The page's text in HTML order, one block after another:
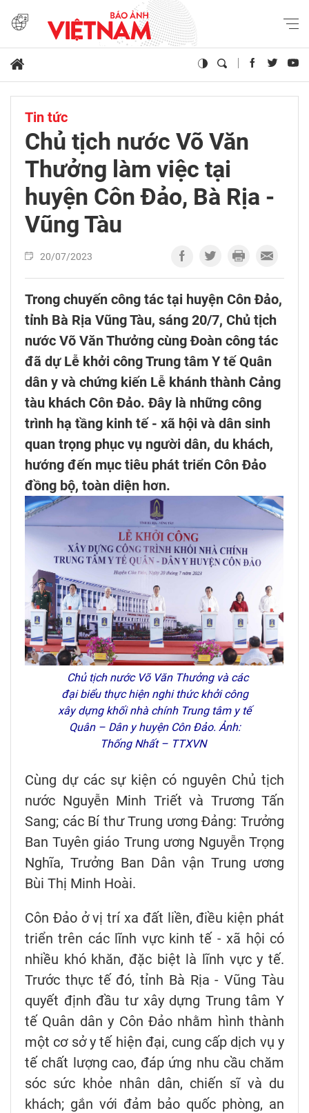
Tin tức
Chủ tịch nước Võ Văn
Thưởng làm việc tại
huyện Côn Đảo, Bà Rịa -
Vũng Tàu
20/07/2023
Trong chuyến công tác tại huyện Côn Đảo,
tỉnh Bà Rịa Vũng Tàu, sáng 20/7, Chủ tịch
nước Võ Văn Thưởng cùng Đoàn công tác
đã dự Lễ khởi công Trung tâm Y tế Quân
dân y và chứng kiến Lễ khánh thành Cảng
tàu khách Côn Đảo. Đây là những công
trình hạ tầng kinh tế - xã hội và dân sinh
quan trọng phục vụ người dân, du khách,
hướng đến mục tiêu phát triển Côn Đảo
đồng bộ, toàn diện hơn.
Chủ tịch nước Võ Văn Thưởng và các
đại biểu thực hiện nghi thức khởi công
xây dựng khối nhà chính Trung tâm y tế
Quân – Dân y huyện Côn Đảo. Ảnh:
Thống Nhất – TTXVN
Cùng dự các sự kiện có nguyên Chủ tịch
nước Nguyễn Minh Triết và Trương Tấn
Sang; các Bí thư Trung ương Đảng: Trưởng
Ban Tuyên giáo Trung ương Nguyễn Trọng
Nghĩa, Trưởng Ban Dân vận Trung ương
Bùi Thị Minh Hoài.
Côn Đảo ở vị trí xa đất liền, điều kiện phát
triển trên các lĩnh vực kinh tế - xã hội có
nhiều khó khăn, đặc biệt là lĩnh vực y tế.
Trước thực tế đó, tỉnh Bà Rịa - Vũng Tàu
quyết định đầu tư xây dựng Trung tâm Y
tế Quân dân y Côn Đảo nhằm hình thành
một cơ sở y tế hiện đại, cung cấp dịch vụ y
tế chất lượng cao, đáp ứng nhu cầu chăm
sóc sức khỏe nhân dân, chiến sĩ và du
khách; gắn với đảm bảo quốc phòng, an